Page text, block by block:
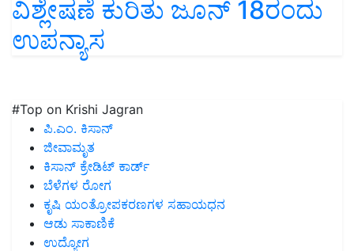
ವಿಶ್ಲೇಷಣೆ ಕುರಿತು ಜೂನ್ 18ರಂದು
ಉಪನ್ಯಾಸ
#Top on Krishi Jagran
ಪಿ.ಎಂ. ಕಿಸಾನ್
ಜೀವಾಮೃತ
ಕಿಸಾನ್ ಕ್ರೇಡಿಟ್ ಕಾರ್ಡ್
ಬೆಳೆಗಳ ರೋಗ
ಕೃಷಿ ಯಂತ್ರೋಪಕರಣಗಳ ಸಹಾಯಧನ
ಆಡು ಸಾಕಾಣಿಕೆ
ಉದ್ಯೋಗ